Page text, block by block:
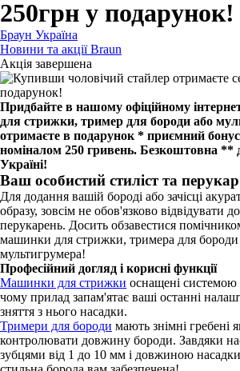
250грн у подарунок!
Браун Україна
Новини та акції Braun
Акція завершена
Придбайте в нашому офіційному
для стрижки, тример для бороди або
отримаєте в подарунок * приємний
номіналом 250 гривень. Безкоштовна **
Україні!
Ваш особистий стиліст та перукар
Для додання вашій бороді або зачісці
образу, зовсім не обов'язково відвідувати
перукарень. Досить обзавестися
машинки для стрижки, тримера для
мультигрумера!
Професійний догляд і корисні функції
Машинки для стрижки оснащені системою
чому прилад запам'ятає ваші останні
зняття з нього насадки.
Тримери для бороди мають знімні гребені
контролювати довжину бороди. Завдяки
зубцями від 1 до 10 мм і довжиною